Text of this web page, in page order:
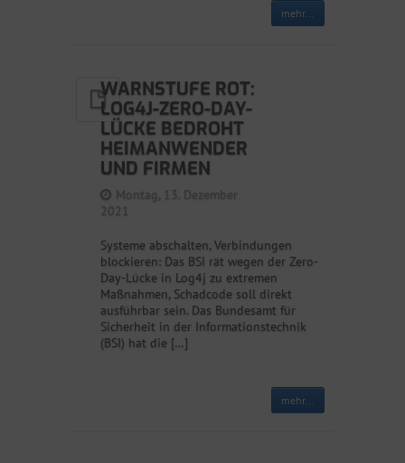
mehr...
WARNSTUFE ROT:
LOG4J-ZERO-DAY-
LÜCKE BEDROHT
HEIMANWENDER
UND FIRMEN
Montag, 13. Dezember
2021
Systeme abschalten, Verbindungen
blockieren: Das BSI rät wegen der Zero-
Day-Lücke in Log4j zu extremen
Maßnahmen, Schadcode soll direkt
ausführbar sein. Das Bundesamt für
Sicherheit in der Informationstechnik
(BSI) hat die […]
mehr...